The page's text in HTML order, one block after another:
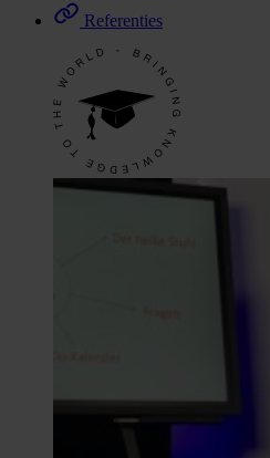
Referenties